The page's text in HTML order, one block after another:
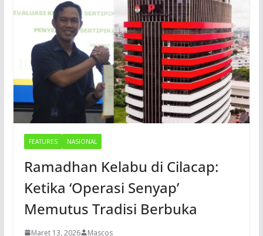
FEATURES NASIONAL
Ramadhan Kelabu di Cilacap:
Ketika ‘Operasi Senyap’
Memutus Tradisi Berbuka
Maret 13, 2026 Mascos